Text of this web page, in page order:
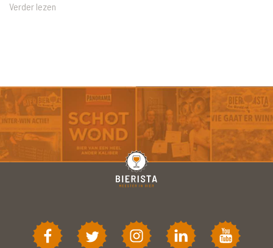
Verder lezen